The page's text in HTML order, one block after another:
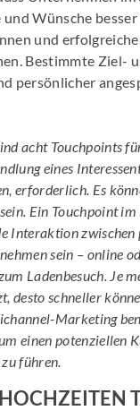
Wünsche
und
Bestimmte Ziel-
persönlicher
acht Touchpoints
eines
erforderlich. Es
Ein Touchpoint
Interaktion zwischen
sein – online
Ladenbesuch. Je
desto schneller
Marketing
einen potenziellen
führen.